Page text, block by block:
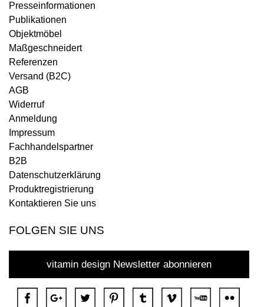
Presseinformationen
Publikationen
Objektmöbel
Maßgeschneidert
Referenzen
Versand (B2C)
AGB
Widerruf
Anmeldung
Impressum
Fachhandelspartner
B2B
Datenschutzerklärung
Produktregistrierung
Kontaktieren Sie uns
FOLGEN SIE UNS
vitamin design Newsletter abonnieren